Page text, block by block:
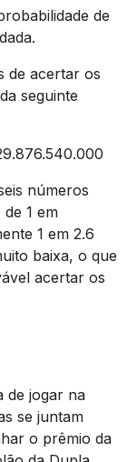
de
de acertar os
seguinte
números
1 em
1 em 2.6
baixa, o que
acertar os
de jogar na
se juntam
o prêmio da